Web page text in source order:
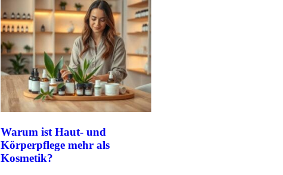
Warum ist Haut- und
Körperpflege mehr als
Kosmetik?